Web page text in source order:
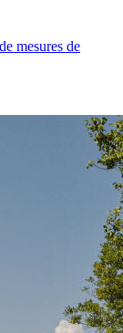
mesures de